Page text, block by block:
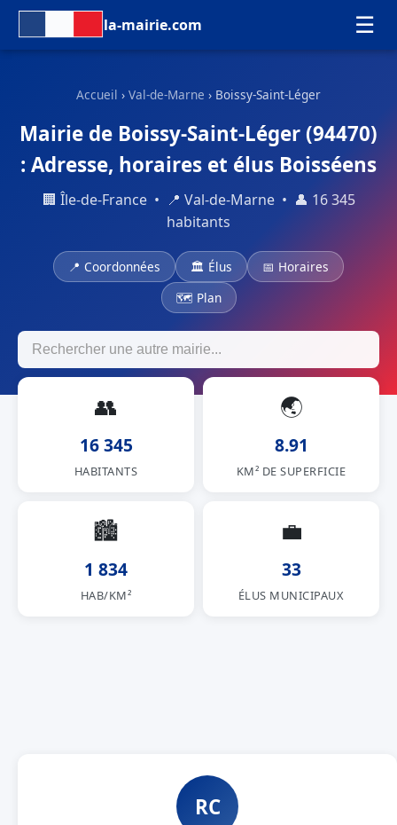
la-mairie.com ☰
Accueil › Val-de-Marne › Boissy-Saint-Léger
Mairie de Boissy-Saint-Léger (94470)
: Adresse, horaires et élus Boisséens
🏢 Île-de-France • 📍 Val-de-Marne • 👤 16 345
habitants
📍 Coordonnées 🏛 Élus
📅 Horaires
🗺 Plan
👥
16 345
HABITANTS
🌏
8.91
KM² DE SUPERFICIE
🏙
1 834
HAB/KM²
💼
33
ÉLUS MUNICIPAUX
RC